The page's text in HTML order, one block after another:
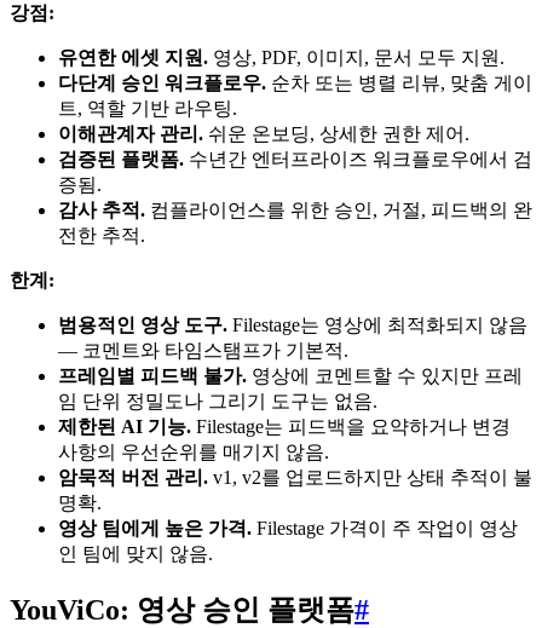
강점:
유연한 에셋 지원. 영상, PDF, 이미지, 문서 모두 지원.
다단계 승인 워크플로우. 순차 또는 병렬 리뷰, 맞춤 게이
트, 역할 기반 라우팅.
이해관계자 관리. 쉬운 온보딩, 상세한 권한 제어.
검증된 플랫폼. 수년간 엔터프라이즈 워크플로우에서 검
증됨.
감사 추적. 컴플라이언스를 위한 승인, 거절, 피드백의 완
전한 추적.
한계:
범용적인 영상 도구. Filestage는 영상에 최적화되지 않음
— 코멘트와 타임스탬프가 기본적.
프레임별 피드백 불가. 영상에 코멘트할 수 있지만 프레
임 단위 정밀도나 그리기 도구는 없음.
제한된 AI 기능. Filestage는 피드백을 요약하거나 변경
사항의 우선순위를 매기지 않음.
암묵적 버전 관리. v1, v2를 업로드하지만 상태 추적이 불
명확.
영상 팀에게 높은 가격. Filestage 가격이 주 작업이 영상
인 팀에 맞지 않음.
YouViCo: 영상 승인 플랫폼#